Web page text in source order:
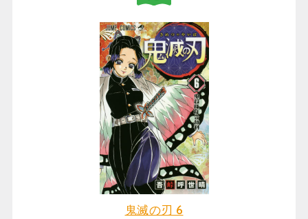
鬼滅の刃 6